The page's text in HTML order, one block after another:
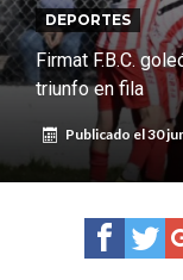
DEPORTES
Firmat F.B.C.
triunfo en fila
Publicado el30